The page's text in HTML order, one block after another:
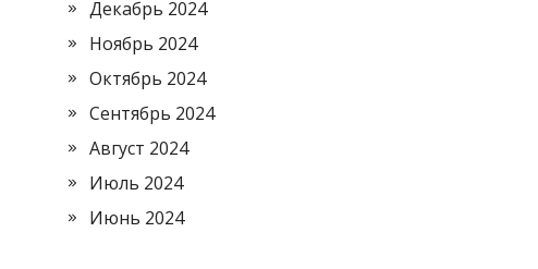
Декабрь 2024
Ноябрь 2024
Октябрь 2024
Сентябрь 2024
Август 2024
Июль 2024
Июнь 2024